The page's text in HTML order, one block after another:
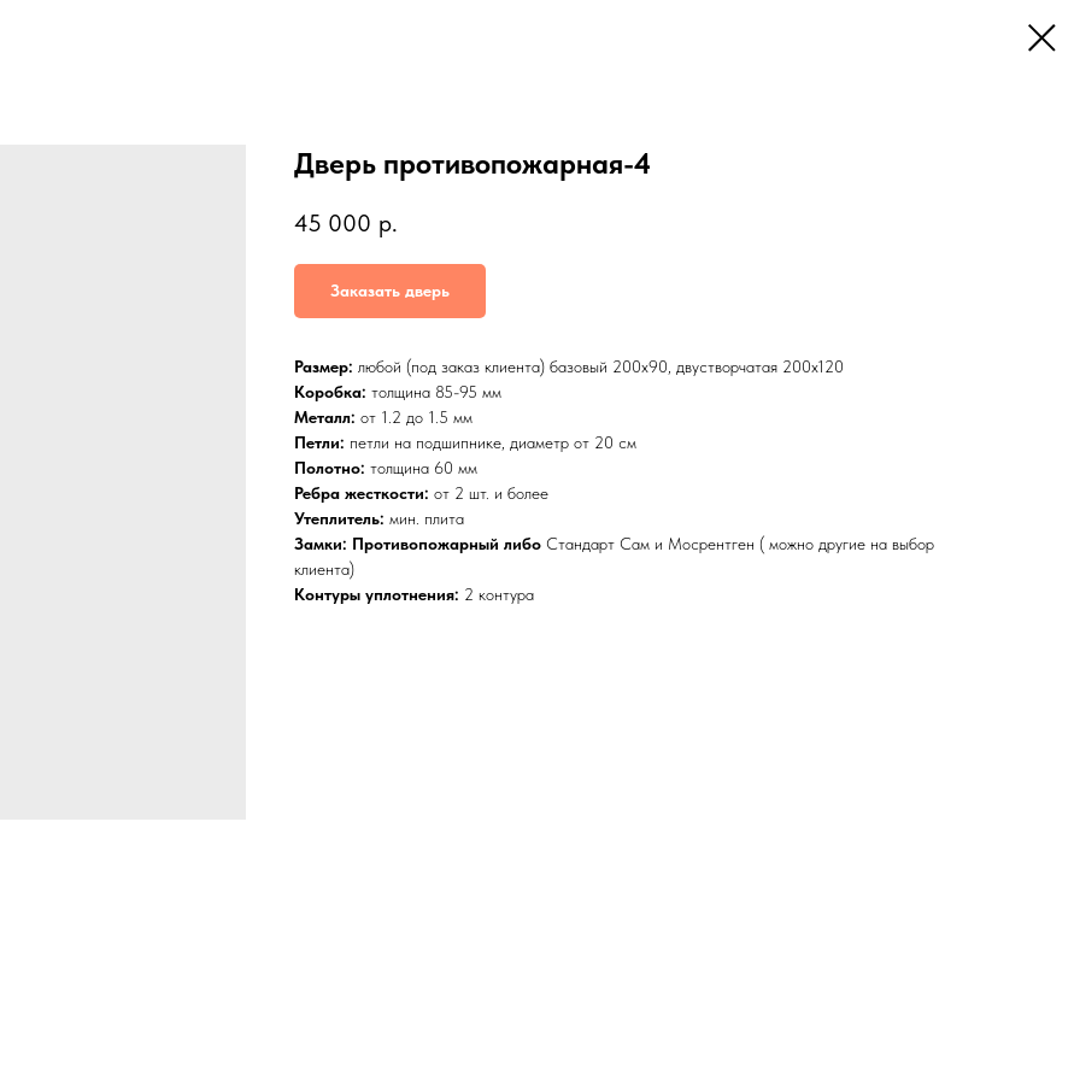
Дверь противопожарная-4
45 000 р.
Заказать дверь
Размер: любой (под заказ клиента) базовый 200х90, двустворчатая 200х120
Коробка: толщина 85-95 мм
Металл: от 1.2 до 1.5 мм
Петли: петли на подшипнике, диаметр от 20 см
Полотно: толщина 60 мм
Ребра жесткости: от 2 шт. и более
Утеплитель: мин. плита
Замки: Противопожарный либо Стандарт Сам и Мосрентген ( можно другие на выбор
клиента)
Контуры уплотнения: 2 контура